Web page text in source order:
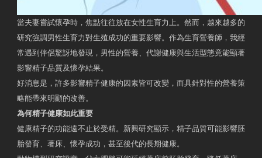
當夫妻嘗試懷孕時，焦點往往放在女性生育力上。然而，越來越多的
研究強調男性生育力對生殖成功的重要影響。作為生育營養師，我經
常遇到伴侶驚訝地發現，男性的營養、代謝健康與生活型態竟能顯著
影響精子品質及懷孕結果。
好消息是，許多影響精子健康的因素皆可改變，而具針對性的營養策
略能帶來明顯的改善。
為何精子健康如此重要
健康精子的功能遠不止於受精。新興研究顯示，精子品質可能影響胚
胎發育、著床、懷孕成功，甚至後代的長期健康。